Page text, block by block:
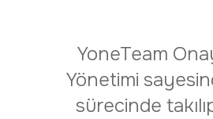
YoneTeam
Yönetimi
sürecinde